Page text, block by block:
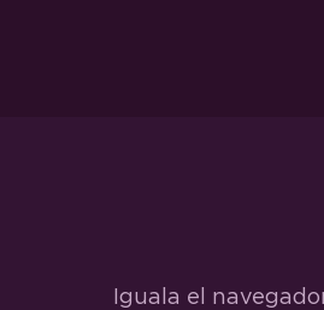
Iguala el